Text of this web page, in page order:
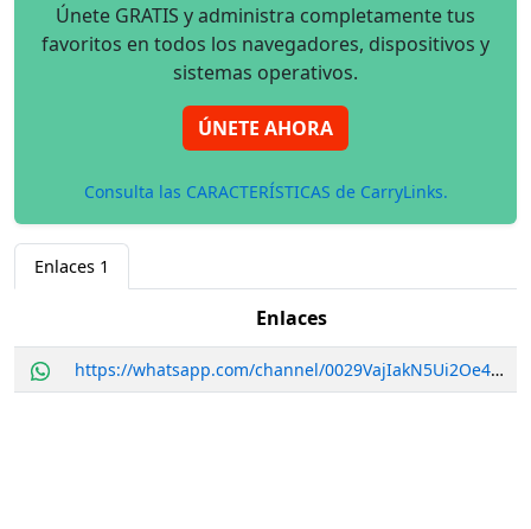
Únete GRATIS y administra completamente tus
favoritos en todos los navegadores, dispositivos y
sistemas operativos.
ÚNETE AHORA
Consulta las CARACTERÍSTICAS de CarryLinks.
Enlaces 1
Enlaces
https://whatsapp.com/channel/0029VajIakN5Ui2Oe4RSXf2e